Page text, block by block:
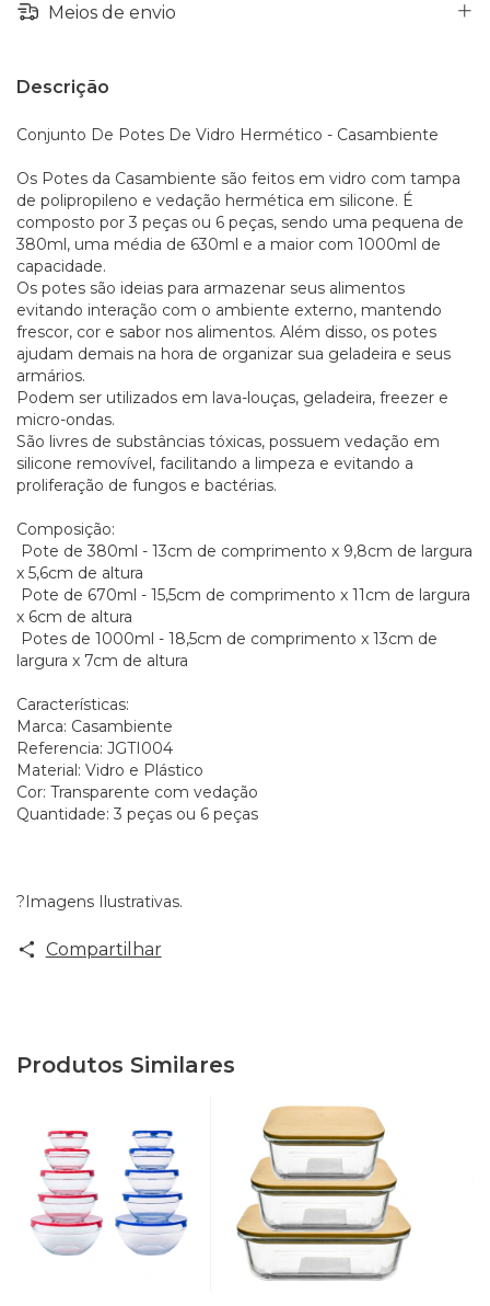
Meios de envio
Descrição
Conjunto De Potes De Vidro Hermético - Casambiente
Os Potes da Casambiente são feitos em vidro com tampa
de polipropileno e vedação hermética em silicone. É
composto por 3 peças ou 6 peças, sendo uma pequena de
380ml, uma média de 630ml e a maior com 1000ml de
capacidade.
Os potes são ideias para armazenar seus alimentos
evitando interação com o ambiente externo, mantendo
frescor, cor e sabor nos alimentos. Além disso, os potes
ajudam demais na hora de organizar sua geladeira e seus
armários.
Podem ser utilizados em lava-louças, geladeira, freezer e
micro-ondas.
São livres de substâncias tóxicas, possuem vedação em
silicone removível, facilitando a limpeza e evitando a
proliferação de fungos e bactérias.
Composição:
Pote de 380ml - 13cm de comprimento x 9,8cm de largura
x 5,6cm de altura
Pote de 670ml - 15,5cm de comprimento x 11cm de largura
x 6cm de altura
Potes de 1000ml - 18,5cm de comprimento x 13cm de
largura x 7cm de altura
Características:
Marca: Casambiente
Referencia: JGTI004
Material: Vidro e Plástico
Cor: Transparente com vedação
Quantidade: 3 peças ou 6 peças
?Imagens Ilustrativas.
Compartilhar
Produtos Similares